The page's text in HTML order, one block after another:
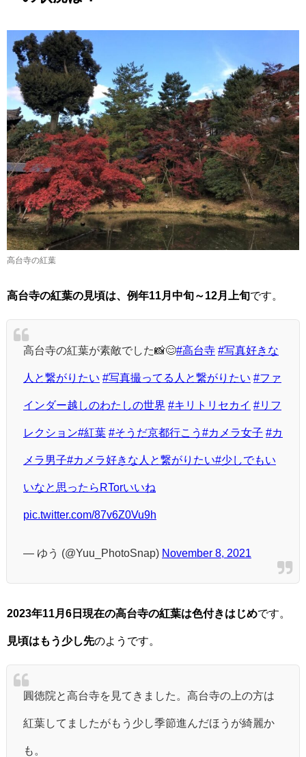
高台寺の紅葉
高台寺の紅葉の見頃は、例年11月中旬～12月上旬です。
高台寺の紅葉が素敵でした📸😊#高台寺 #写真好きな
人と繋がりたい #写真撮ってる人と繋がりたい #ファ
インダー越しのわたしの世界 #キリトリセカイ #リフ
レクション#紅葉 #そうだ京都行こう #カメラ女子 #カ
メラ男子#カメラ好きな人と繋がりたい#少しでもい
いなと思ったらRTorいいね
pic.twitter.com/87v6Z0Vu9h
— ゆう (@Yuu_PhotoSnap) November 8, 2021
2023年11月6日現在の高台寺の紅葉は色付きはじめです。
見頃はもう少し先のようです。
圓徳院と高台寺を見てきました。高台寺の上の方は
紅葉してましたがもう少し季節進んだほうが綺麗か
も。